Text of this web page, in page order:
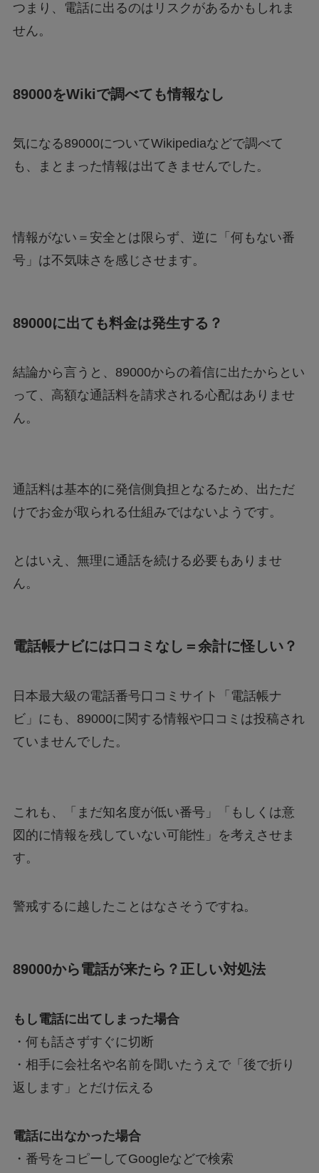
つまり、電話に出るのはリスクがあるかもしれま
せん。
89000をWikiで調べても情報なし
気になる89000についてWikipediaなどで調べて
も、まとまった情報は出てきませんでした。
情報がない＝安全とは限らず、逆に「何もない番
号」は不気味さを感じさせます。
89000に出ても料金は発生する？
結論から言うと、89000からの着信に出たからとい
って、高額な通話料を請求される心配はありませ
ん。
通話料は基本的に発信側負担となるため、出ただ
けでお金が取られる仕組みではないようです。
とはいえ、無理に通話を続ける必要もありませ
ん。
電話帳ナビには口コミなし＝余計に怪しい？
日本最大級の電話番号口コミサイト「電話帳ナ
ビ」にも、89000に関する情報や口コミは投稿され
ていませんでした。
これも、「まだ知名度が低い番号」「もしくは意
図的に情報を残していない可能性」を考えさせま
す。
警戒するに越したことはなさそうですね。
89000から電話が来たら？正しい対処法
もし電話に出てしまった場合
・何も話さずすぐに切断
・相手に会社名や名前を聞いたうえで「後で折り
返します」とだけ伝える
電話に出なかった場合
・番号をコピーしてGoogleなどで検索